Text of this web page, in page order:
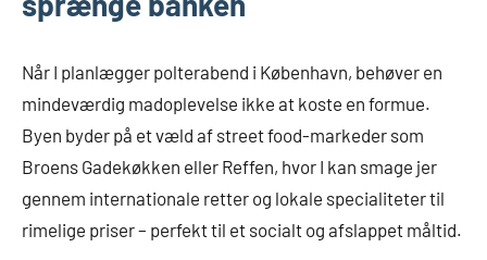
Når I planlægger polterabend i København, behøver en
mindeværdig madoplevelse ikke at koste en formue.
Byen byder på et væld af street food-markeder som
Broens Gadekøkken eller Reffen, hvor I kan smage jer
gennem internationale retter og lokale specialiteter til
rimelige priser – perfekt til et socialt og afslappet måltid.